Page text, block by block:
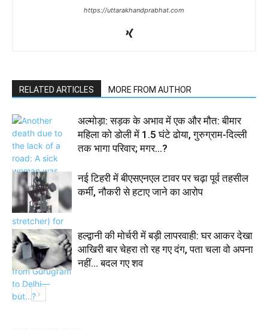
https://uttarakhandprabhat.com
RELATED ARTICLES MORE FROM AUTHOR
अल्मोड़ा: सड़क के अभाव में एक और मौत: बीमार
महिला को डोली में 1.5 घंटे ढोया, गुरुग्राम-दिल्ली
तक भागा परिवार; मगर…?
नई टिहरी में बीएसएनएल टावर पर चढ़ा पूर्व तहसील
कर्मी, नौकरी से हटाए जाने का आरोप
हल्द्वानी की मोर्चरी में बड़ी लापरवाही: घर आकर देखा
आखिरी बार चेहरा तो रह गए दंग, पता चला वो अपना
नहीं… बदल गए शव